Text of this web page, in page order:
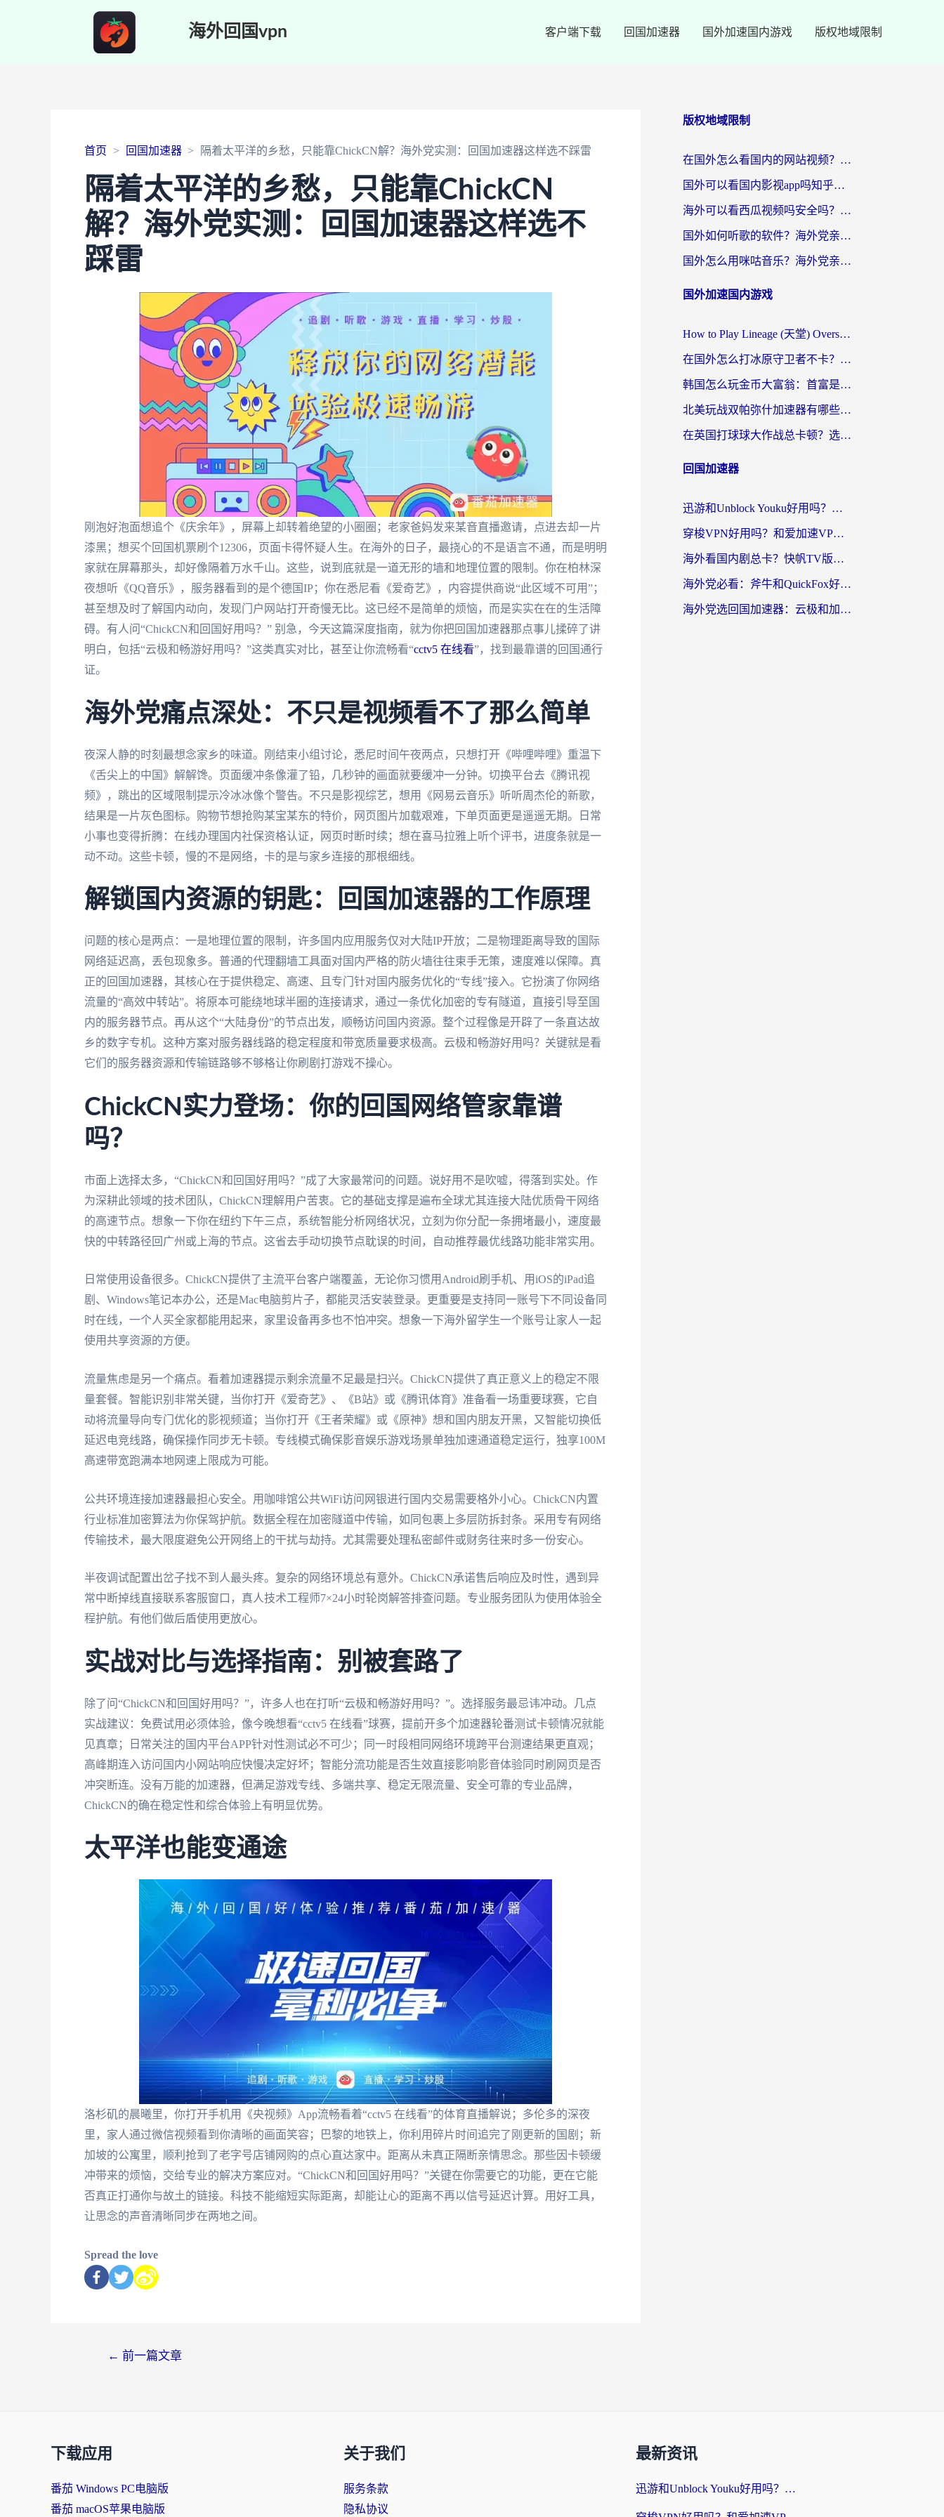
海外回国vpn 客户端下载 回国加速器 国外加速国内游戏 版权地域限制
首页 回国加速器 隔着太平洋的乡愁，只能靠ChickCN解？海外党实测：回国加速器这样选不踩雷
隔着太平洋的乡愁，只能靠ChickCN
解？海外党实测：回国加速器这样选不
踩雷
刚泡好泡面想追个《庆余年》，屏幕上却转着绝望的小圈圈；老家爸妈发来某音直播邀请，点进去却一片
漆黑；想买个回国机票刷个12306，页面卡得怀疑人生。在海外的日子，最挠心的不是语言不通，而是明明
家就在屏幕那头，却好像隔着万水千山。这些，说到底就是一道无形的墙和地理位置的限制。你在柏林深
夜想听《QQ音乐》，服务器看到的是个德国IP；你在悉尼看《爱奇艺》，内容提供商说“此区域不可用”；
甚至想及时了解国内动向，发现门户网站打开奇慢无比。这已经不是简单的烦恼，而是实实在在的生活障
碍。有人问“ChickCN和回国好用吗？” 别急，今天这篇深度指南，就为你把回国加速器那点事儿揉碎了讲
明白，包括“云极和畅游好用吗？”这类真实对比，甚至让你流畅看“cctv5 在线看”，找到最靠谱的回国通行
证。
海外党痛点深处：不只是视频看不了那么简单
夜深人静的时刻最想念家乡的味道。刚结束小组讨论，悉尼时间午夜两点，只想打开《哔哩哔哩》重温下
《舌尖上的中国》解解馋。页面缓冲条像灌了铅，几秒钟的画面就要缓冲一分钟。切换平台去《腾讯视
频》，跳出的区域限制提示冷冰冰像个警告。不只是影视综艺，想用《网易云音乐》听听周杰伦的新歌，
结果是一片灰色图标。购物节想抢购某宝某东的特价，网页图片加载艰难，下单页面更是遥遥无期。日常
小事也变得折腾：在线办理国内社保资格认证，网页时断时续；想在喜马拉雅上听个评书，进度条就是一
动不动。这些卡顿，慢的不是网络，卡的是与家乡连接的那根细线。
解锁国内资源的钥匙：回国加速器的工作原理
问题的核心是两点：一是地理位置的限制，许多国内应用服务仅对大陆IP开放；二是物理距离导致的国际
网络延迟高，丢包现象多。普通的代理翻墙工具面对国内严格的防火墙往往束手无策，速度难以保障。真
正的回国加速器，其核心在于提供稳定、高速、且专门针对国内服务优化的“专线”接入。它扮演了你网络
流量的“高效中转站”。将原本可能绕地球半圈的连接请求，通过一条优化加密的专有隧道，直接引导至国
内的服务器节点。再从这个“大陆身份”的节点出发，顺畅访问国内资源。整个过程像是开辟了一条直达故
乡的数字专机。这种方案对服务器线路的稳定程度和带宽质量要求极高。云极和畅游好用吗？关键就是看
它们的服务器资源和传输链路够不够格让你刷剧打游戏不操心。
ChickCN实力登场：你的回国网络管家靠谱
吗？
市面上选择太多，“ChickCN和回国好用吗？”成了大家最常问的问题。说好用不是吹嘘，得落到实处。作
为深耕此领域的技术团队，ChickCN理解用户苦衷。它的基础支撑是遍布全球尤其连接大陆优质骨干网络
的高速节点。想象一下你在纽约下午三点，系统智能分析网络状况，立刻为你分配一条拥堵最小，速度最
快的中转路径回广州或上海的节点。这省去手动切换节点耽误的时间，自动推荐最优线路功能非常实用。
日常使用设备很多。ChickCN提供了主流平台客户端覆盖，无论你习惯用Android刷手机、用iOS的iPad追
剧、Windows笔记本办公，还是Mac电脑剪片子，都能灵活安装登录。更重要是支持同一账号下不同设备同
时在线，一个人买全家都能用起来，家里设备再多也不怕冲突。想象一下海外留学生一个账号让家人一起
使用共享资源的方便。
流量焦虑是另一个痛点。看着加速器提示剩余流量不足最是扫兴。ChickCN提供了真正意义上的稳定不限
量套餐。智能识别非常关键，当你打开《爱奇艺》、《B站》或《腾讯体育》准备看一场重要球赛，它自
动将流量导向专门优化的影视频道；当你打开《王者荣耀》或《原神》想和国内朋友开黑，又智能切换低
延迟电竞线路，确保操作同步无卡顿。专线模式确保影音娱乐游戏场景单独加速通道稳定运行，独享100M
高速带宽跑满本地网速上限成为可能。
公共环境连接加速器最担心安全。用咖啡馆公共WiFi访问网银进行国内交易需要格外小心。ChickCN内置
行业标准加密算法为你保驾护航。数据全程在加密隧道中传输，如同包裹上多层防拆封条。采用专有网络
传输技术，最大限度避免公开网络上的干扰与劫持。尤其需要处理私密邮件或财务往来时多一份安心。
半夜调试配置出岔子找不到人最头疼。复杂的网络环境总有意外。ChickCN承诺售后响应及时性，遇到异
常中断掉线直接联系客服窗口，真人技术工程师7×24小时轮岗解答排查问题。专业服务团队为使用体验全
程护航。有他们做后盾使用更放心。
实战对比与选择指南：别被套路了
除了问“ChickCN和回国好用吗？”，许多人也在打听“云极和畅游好用吗？”。选择服务最忌讳冲动。几点
实战建议：免费试用必须体验，像今晚想看“cctv5 在线看”球赛，提前开多个加速器轮番测试卡顿情况就能
见真章；日常关注的国内平台APP针对性测试必不可少；同一时段相同网络环境跨平台测速结果更直观；
高峰期连入访问国内小网站响应快慢决定好坏；智能分流功能是否生效直接影响影音体验同时刷网页是否
冲突断连。没有万能的加速器，但满足游戏专线、多端共享、稳定无限流量、安全可靠的专业品牌，
ChickCN的确在稳定性和综合体验上有明显优势。
太平洋也能变通途
洛杉矶的晨曦里，你打开手机用《央视频》App流畅看着“cctv5 在线看”的体育直播解说；多伦多的深夜
里，家人通过微信视频看到你清晰的画面笑容；巴黎的地铁上，你利用碎片时间追完了刚更新的国剧；新
加坡的公寓里，顺利抢到了老字号店铺网购的点心直达家中。距离从未真正隔断亲情思念。那些因卡顿缓
冲带来的烦恼，交给专业的解决方案应对。“ChickCN和回国好用吗？”关键在你需要它的功能，更在它能
否真正打通你与故土的链接。科技不能缩短实际距离，却能让心的距离不再以信号延迟计算。用好工具，
让思念的声音清晰同步在两地之间。
Spread the love
← 前一篇文章
版权地域限制
在国外怎么看国内的网站视频？别再踩坑！选对加速器秒回国内冲浪
国外可以看国内影视app吗知乎？留学生亲测有效的回国加速方案
海外可以看西瓜视频吗安全吗？留学生亲测：3步解决回国追剧难题，附靠谱加速器推荐
国外如何听歌的软件？海外党亲测有效的回国加速器指南
国外怎么用咪咕音乐？海外党亲测有效的听歌自由指南
国外加速国内游戏
How to Play Lineage (天堂) Overseas? The Ultimate Guide to Choosing the Best Chinese Server Game Accelerator (在国外打天堂加速器)
在国外怎么打冰原守卫者不卡？留学生亲测的国服游戏加速指南
韩国怎么玩金币大富翁：首富是谁？海外党国服游戏加速全攻略
北美玩战双帕弥什加速器有哪些？海外党亲测好用的国服加速指南
在英国打球球大作战总卡顿？选对加速器让你告别延迟（附实测攻略）
回国加速器
迅游和Unblock Youku好用吗？海外党亲测：3个维度教你选对回国加速器
穿梭VPN好用吗？和爱加速VPN对比哪个回国效果更好？海外党必看的实用指南
海外看国内剧总卡？快帆TV版VPN好用吗？和海牛VPN对比哪个回国效果更好？
海外党必看：斧牛和QuickFox好用吗？3步选对回国加速器，无缝刷国内剧玩游戏
海外党选回国加速器：云极和加速喵哪个好？附3款热门工具实测对比
下载应用
番茄 Windows PC电脑版
番茄 macOS苹果电脑版
关于我们
服务条款
隐私协议
最新资讯
迅游和Unblock Youku好用吗？海外党亲测：3个维度教你选对回国加速器